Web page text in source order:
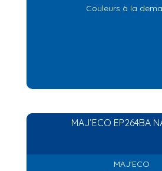
Couleurs à la
MAJ’ECO EP264BA
MAJ'ECO